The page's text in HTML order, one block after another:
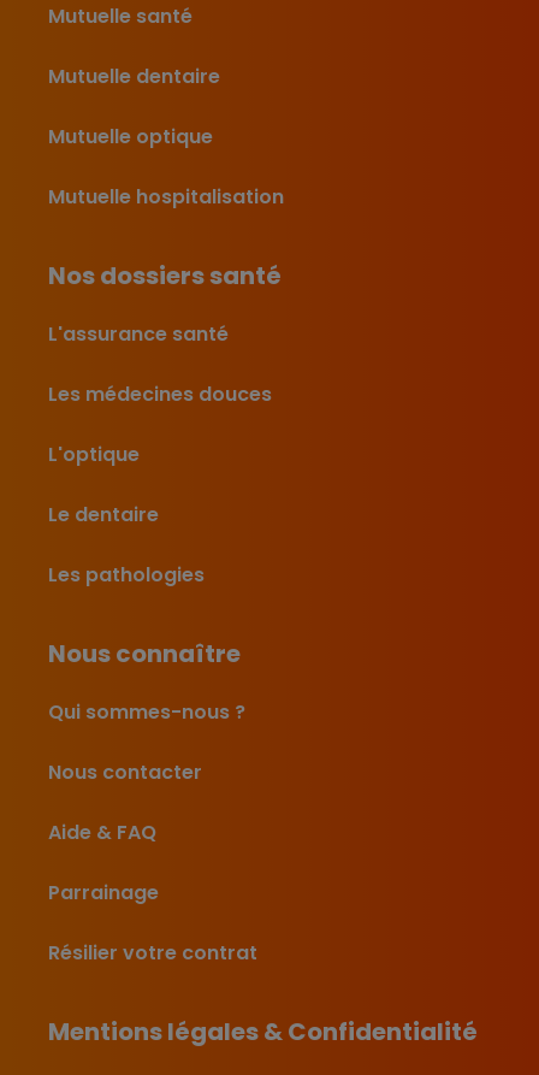
Mutuelle santé
Mutuelle dentaire
Mutuelle optique
Mutuelle hospitalisation
Nos dossiers santé
L'assurance santé
Les médecines douces
L'optique
Le dentaire
Les pathologies
Nous connaître
Qui sommes-nous ?
Nous contacter
Aide & FAQ
Parrainage
Résilier votre contrat
Mentions légales & Confidentialité